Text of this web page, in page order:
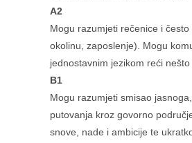
A2
Mogu razumjeti rečenice i
okolinu, zaposlenje). Mogu
jednostavnim jezikom reći
B1
Mogu razumjeti smisao
putovanja kroz govorno
snove, nade i ambicije te